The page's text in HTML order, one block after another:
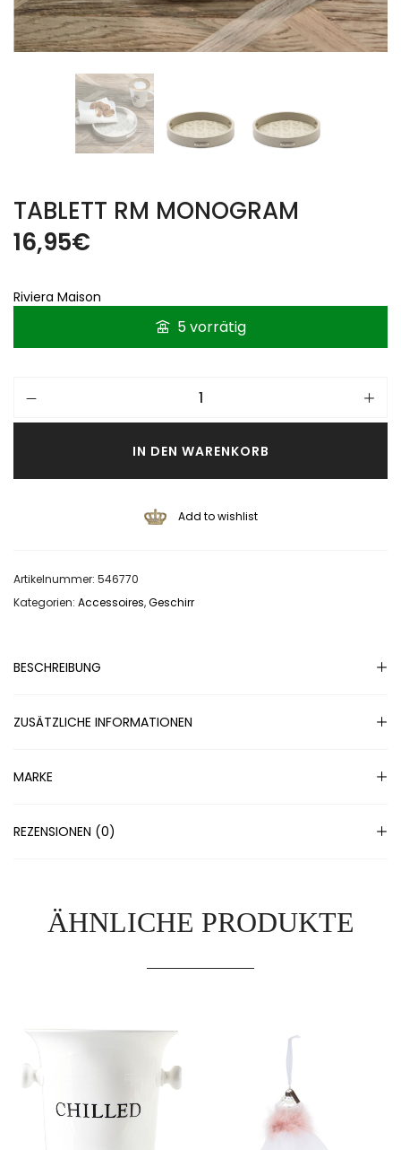
TABLETT RM MONOGRAM
16,95€
5 vorrätig
IN DEN WARENKORB
Add to wishlist
Artikelnummer: 546770
Kategorien: Accessoires,Geschirr
Riviera Maison
BESCHREIBUNG
ZUSÄTZLICHE INFORMATIONEN
MARKE
REZENSIONEN (0)
ÄHNLICHE PRODUKTE